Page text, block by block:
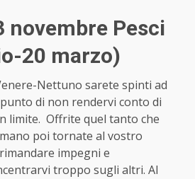
novembre Pesci
20 marzo)
Nettuno sarete spinti ad
di non rendervi conto di
limite. Offrite quel tanto che
poi tornate al vostro
impegni e
troppo sugli altri. Al